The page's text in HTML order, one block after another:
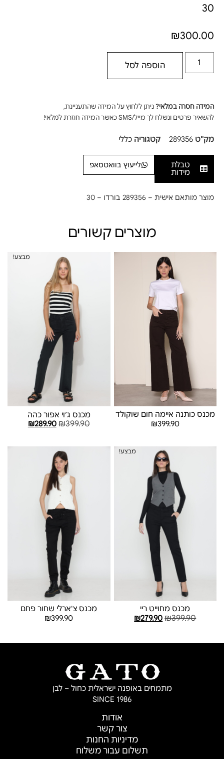
30
₪300.00
הוספה לסל
המידה חסרה במלאי?ניתן ללחוץ על המידה שהתעניינת,
להשאיר פרטים ונשלח לך מייל/SMS כאשר המידה חוזרת למלאי!
מק"ט 289356 קטגוריה כללי
טבלת
מידות
לייעוץ בוואטסאפ
מוצר מותאם אישית – 289356 בורדו – 30
מוצרים קשורים
מכנס כותנה איימה חום שוקולד
₪399.90
מבצע!
מכנס ג׳וי אפור כהה
₪399.90
₪289.90
מבצע!
מכנס מחוייט ריי
₪399.90
₪279.90
מכנס צ'ארלי שחור פחם
₪399.90
מתמחים באופנה ישראלית כחול – לבן
SINCE 1986
אודות
צור קשר
מדיניות החנות
תשלום עבור משלוח